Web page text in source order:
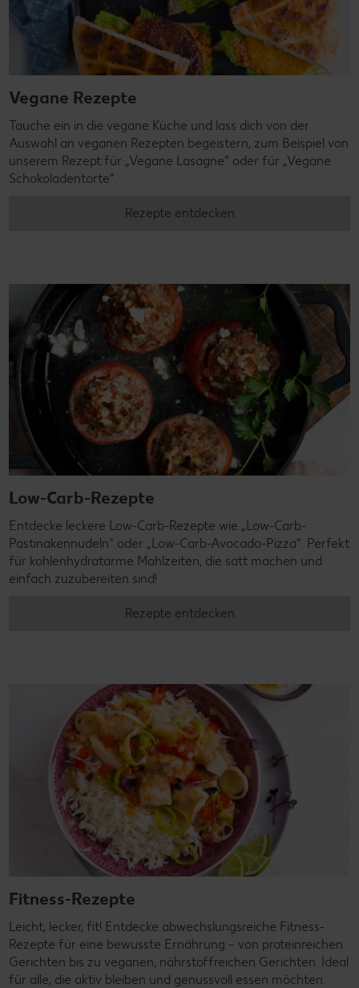
Vegane Rezepte
Tauche ein in die vegane Küche und lass dich von der
Auswahl an veganen Rezepten begeistern, zum Beispiel von
unserem Rezept für „Vegane Lasagne“ oder für „Vegane
Schokoladentorte“.
Rezepte entdecken
Low-Carb-Rezepte
Entdecke leckere Low-Carb-Rezepte wie „Low-Carb-
Pastinakennudeln" oder „Low-Carb-Avocado-Pizza". Perfekt
für kohlenhydratarme Mahlzeiten, die satt machen und
einfach zuzubereiten sind!
Rezepte entdecken
Fitness-Rezepte
Leicht, lecker, fit! Entdecke abwechslungsreiche Fitness-
Rezepte für eine bewusste Ernährung – von proteinreichen
Gerichten bis zu veganen, nährstoffreichen Gerichten. Ideal
für alle, die aktiv bleiben und genussvoll essen möchten.